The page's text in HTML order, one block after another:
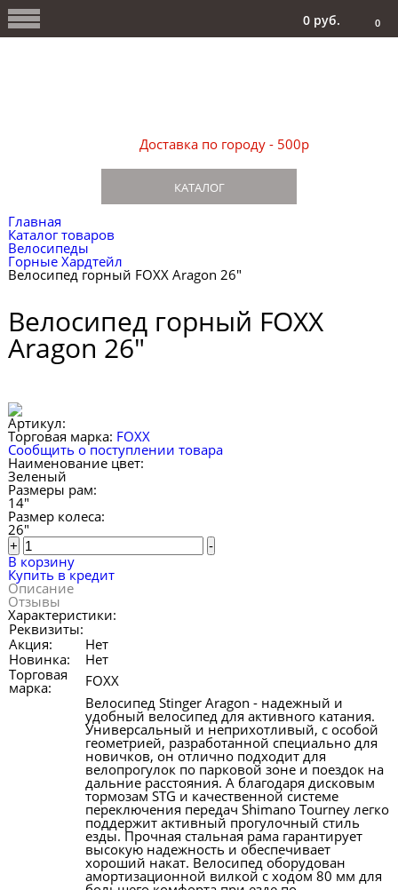
Доставка по городу - 500р
0
0 руб.
КАТАЛОГ
Главная
Каталог товаров
Велосипеды
Горные Хардтейл
Велосипед горный FOXX Aragon 26"
Велосипед горный FOXX
Aragon 26"
Артикул:
Торговая марка: FOXX
Сообщить о поступлении товара
Наименование цвет:
Зеленый
Размеры рам:
14"
Размер колеса:
26"
+ -
В корзину
Купить в кредит
Описание
Отзывы
Характеристики:
Реквизиты:
Акция:
Нет
Новинка:
Нет
Торговая
марка: FOXX
Велосипед Stinger Aragon - надежный и
удобный велосипед для активного катания.
Универсальный и неприхотливый, с особой
геометрией, разработанной специально для
новичков, он отлично подходит для
велопрогулок по парковой зоне и поездок на
дальние расстояния. А благодаря дисковым
тормозам STG и качественной системе
переключения передач Shimano Tourney легко
поддержит активный прогулочный стиль
езды. Прочная стальная рама гарантирует
высокую надежность и обеспечивает
хороший накат. Велосипед оборудован
амортизационной вилкой с ходом 80 мм для